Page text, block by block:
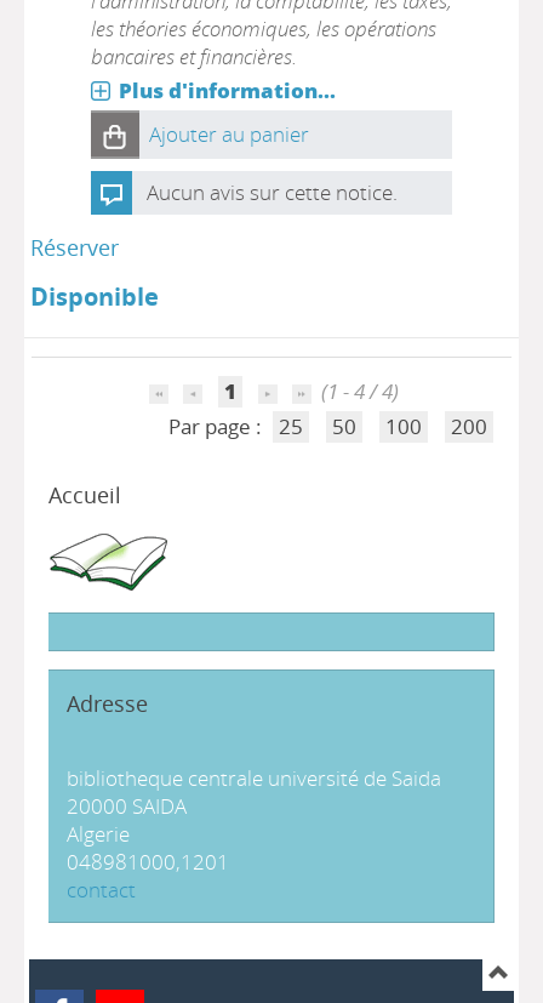
les théories économiques, les opérations
bancaires et financières.
Plus d'information...
Ajouter au panier
Aucun avis sur cette notice.
Réserver
Disponible
1
(1 - 4 / 4)
Par page :
25 50 100 200
Accueil
Adresse
bibliotheque centrale université de Saida
20000 SAIDA
Algerie
048981000,1201
contact